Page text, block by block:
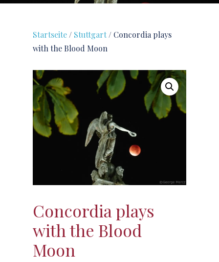
Startseite / Stuttgart / Concordia plays
with the Blood Moon
Concordia plays
with the Blood
Moon